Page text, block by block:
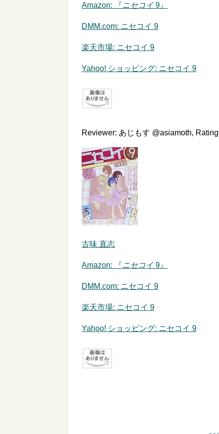
Amazon: 『ニセコイ 9』
DMM.com: ニセコイ 9
楽天市場: ニセコイ 9
Yahoo! ショッピング: ニセコイ 9
Reviewer: あじもす @asiamoth,
古味 直志
Amazon: 『ニセコイ 9』
DMM.com: ニセコイ 9
楽天市場: ニセコイ 9
Yahoo! ショッピング: ニセコイ 9